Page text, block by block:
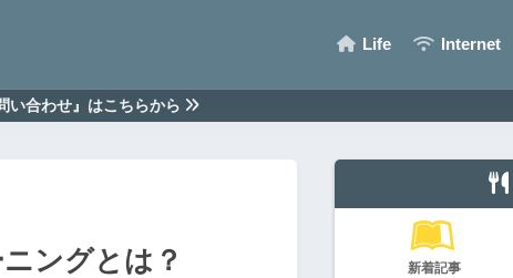
Life Internet
い合わせ』はこちらから
ングとは？ 新着記事